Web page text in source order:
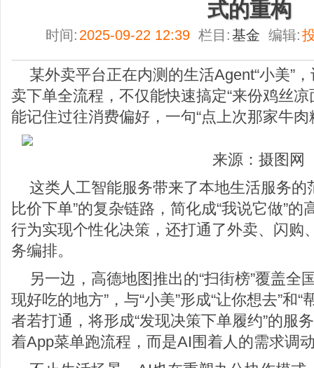
农银汇理基金：AI走进日常，从技术革新到生活方式的重构
式的重构
时间: 2025-09-22 12:39 栏目:基金 编辑:
某外卖平台正在内测的生活Agent“小美”
卖下单全流程，不仅能快速搞定“来份鸡丝
能记住过往消费偏好，一句“点上次那家牛肉
来源：摄图网
这类人工智能服务带来了本地生活服务的
比价下单”的复杂链路，简化成“我说它做”
行为实现个性化决策，还打通了外卖、闪购
务编排。
另一边，高德地图推出的“扫街榜”覆盖全
现好吃的地方”，与“小美”形成“让你想去”和
者若打通，将形成“发现决策下单履约”的服
着App菜单跑流程，而是AI围着人的需求调